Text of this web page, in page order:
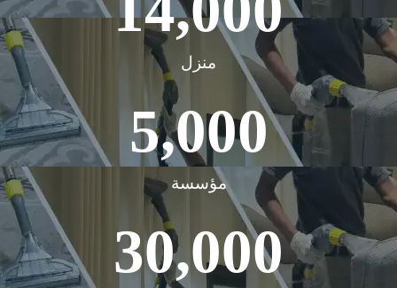
منزل
مؤسسة
5,000
30,000